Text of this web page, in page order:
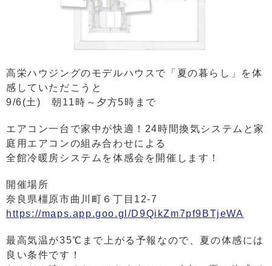
高栄ハウジングのモデルハウスで「夏の暮らし」を体
感していただこうと
9/6(土) 朝11時～夕方5時まで
エアコン一台で家中が快適！24時間換気システムと家
庭用エアコンの組み合わせによる
全館冷暖房システムを体感会を開催します！
開催場所
奈良県橿原市曲川町６丁目12-7
https://maps.app.goo.gl/D9QikZm7pf9BTjeWA
最高気温が35℃まで上がる予報なので、夏の体感には
良い条件です！